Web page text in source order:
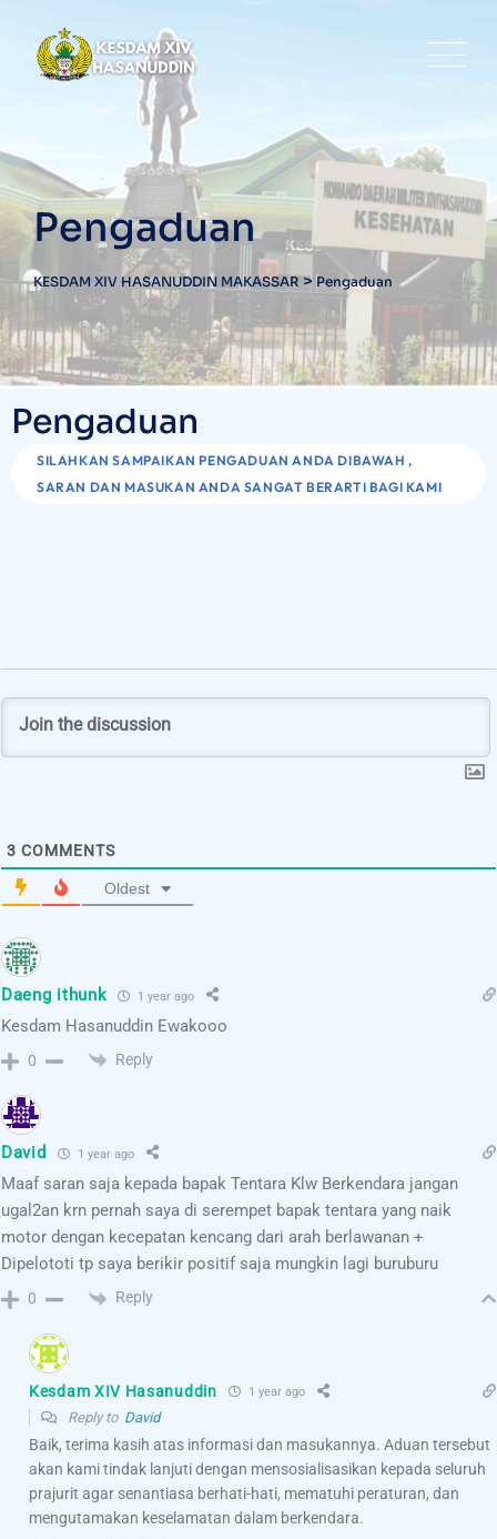
Pengaduan
KESDAM XIV HASANUDDIN MAKASSAR> Pengaduan
Pengaduan
SILAHKAN SAMPAIKAN PENGADUAN ANDA DIBAWAH ,
SARAN DAN MASUKAN ANDA SANGAT BERARTI BAGI KAMI
3 COMMENTS
Oldest
Daeng ithunk 1 year ago
Kesdam Hasanuddin Ewakooo
0 Reply
David 1 year ago
Maaf saran saja kepada bapak Tentara Klw Berkendara jangan
ugal2an krn pernah saya di serempet bapak tentara yang naik
motor dengan kecepatan kencang dari arah berlawanan +
Dipelototi tp saya berikir positif saja mungkin lagi buruburu
0 Reply
Kesdam XIV Hasanuddin 1 year ago
Reply to David
Baik, terima kasih atas informasi dan masukannya. Aduan tersebut
akan kami tindak lanjuti dengan mensosialisasikan kepada seluruh
prajurit agar senantiasa berhati-hati, mematuhi peraturan, dan
mengutamakan keselamatan dalam berkendara.